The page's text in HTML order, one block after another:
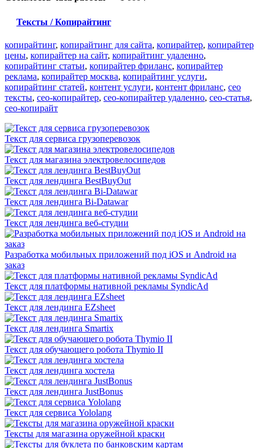
Тексты / Копирайтинг
копирайтинг, копирайтинг для сайта, копирайтер, копирайтер
цены, копирайтер на сайт, копирайтинг удаленно,
копирайтинг статьи, копирайтер фриланс, копирайтер
реклама, копирайтер москва, копирайтинг услуги,
копирайтинг статей, контент услуги, контент фриланс, сео
тексты, сео-копирайтер, сео-копирайтер удаленно, сео-статья,
сео-копирайт
Текст для сервиса грузоперевозок
Текст для магазина электровелосипедов
Текст для лендинга BestBuyOut
Текст для лендинга Bi-Datawar
Текст для лендинга веб-студии
Разработка мобильных приложений под iOS и Android на
заказ
Текст для платформы нативной рекламы SyndicAd
Текст для лендинга EZsheet
Текст для лендинга Smartix
Текст для обучающего робота Thymio II
Текст для лендинга хостела
Текст для лендинга JustBonus
Текст для сервиса Yololang
Тексты для магазина оружейной краски